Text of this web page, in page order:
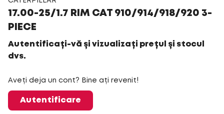
17.00-25/1.7 RIM CAT 910/914/918/920 3-
PIECE
Autentificați-vă și vizualizați prețul și stocul
dvs.
Aveți deja un cont? Bine ați revenit!
Autentificare